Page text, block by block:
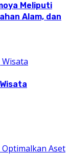
Meliputi
Alam, dan